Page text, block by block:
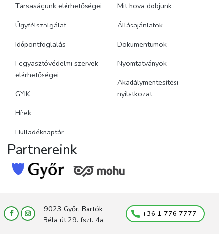
Társaságunk elérhetőségei
Ügyfélszolgálat
Időpontfoglalás
Fogyasztóvédelmi szervek
elérhetőségei
GYIK
Hírek
Hulladéknaptár
Mit hova dobjunk
Állásajánlatok
Dokumentumok
Nyomtatványok
Akadálymentesítési
nyilatkozat
Partnereink
9023 Győr, Bartók
Béla út 29. fszt. 4a
+36 1 776 7777